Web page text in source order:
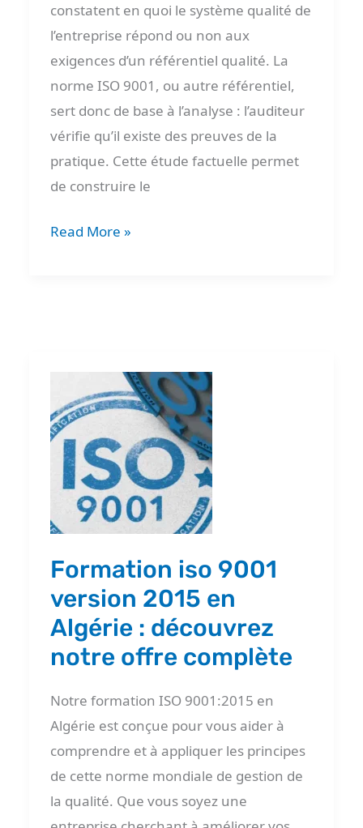
constatent en quoi le système qualité de
l’entreprise répond ou non aux
exigences d’un référentiel qualité. La
norme ISO 9001, ou autre référentiel,
sert donc de base à l’analyse : l’auditeur
vérifie qu’il existe des preuves de la
pratique. Cette étude factuelle permet
de construire le
d’interviews
Read More »
Formation iso 9001
version 2015 en
Algérie : découvrez
notre offre complète
Notre formation ISO 9001:2015 en
Algérie est conçue pour vous aider à
comprendre et à appliquer les principes
de cette norme mondiale de gestion de
la qualité. Que vous soyez une
iso
9001
version
2015
Algérie
:
découvrez
notre
offre
complète